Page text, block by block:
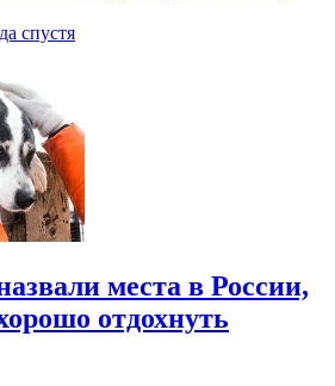
спустя
места в России,
отдохнуть